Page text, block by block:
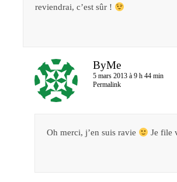
reviendrai, c’est sûr !
ByMe
5 mars 2013 à 9 h 44 min
Permalink
Oh merci, j’en suis ravie Je file